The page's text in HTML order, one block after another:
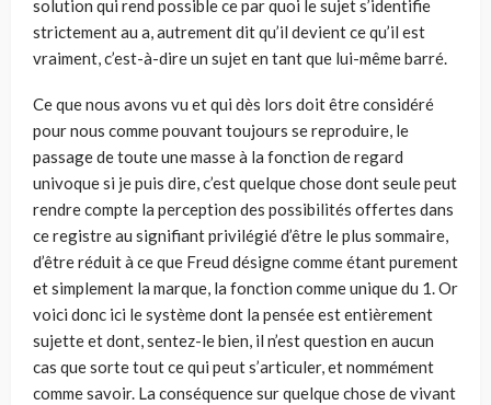
solution qui rend possible ce par quoi le sujet s’identifie
strictement au a, autrement dit qu’il devient ce qu’il est
vraiment, c’est-à-dire un sujet en tant que lui-même barré.
Ce que nous avons vu et qui dès lors doit être considéré
pour nous comme pouvant toujours se reproduire, le
passage de toute une masse à la fonction de regard
univoque si je puis dire, c’est quelque chose dont seule peut
rendre compte la perception des possibilités offertes dans
ce registre au signifiant privilégié d’être le plus sommaire,
d’être réduit à ce que Freud désigne comme étant purement
et simplement la marque, la fonction comme unique du 1. Or
voici donc ici le système dont la pensée est entièrement
sujette et dont, sentez-le bien, il n’est question en aucun
cas que sorte tout ce qui peut s’articuler, et nommément
comme savoir. La conséquence sur quelque chose de vivant